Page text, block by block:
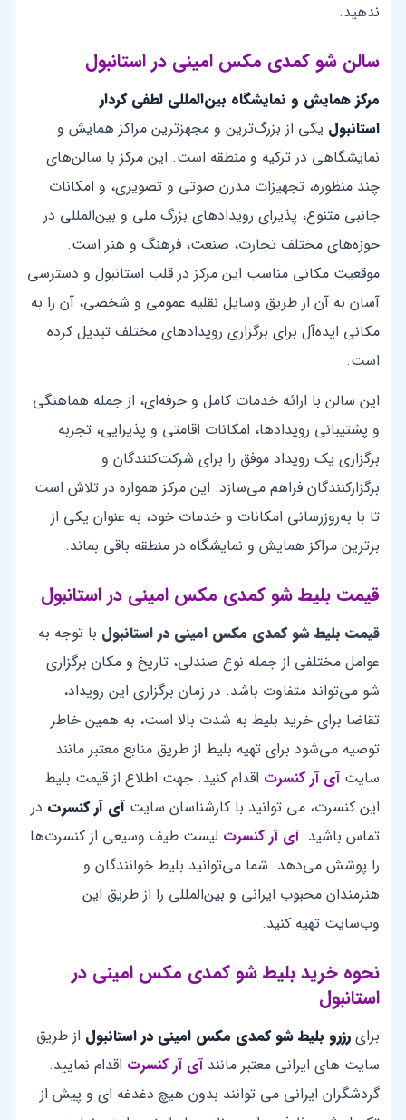
ندهید.
سالن شو کمدی مکس امینی در استانبول
مرکز همایش و نمایشگاه بین‌المللی لطفی کردار
استانبول یکی از بزرگ‌ترین و مجهزترین مراکز همایش و
نمایشگاهی در ترکیه و منطقه است. این مرکز با سالن‌های
چند منظوره، تجهیزات مدرن صوتی و تصویری، و امکانات
جانبی متنوع، پذیرای رویدادهای بزرگ ملی و بین‌المللی در
حوزه‌های مختلف تجارت، صنعت، فرهنگ و هنر است.
موقعیت مکانی مناسب این مرکز در قلب استانبول و دسترسی
آسان به آن از طریق وسایل نقلیه عمومی و شخصی، آن را به
مکانی ایده‌آل برای برگزاری رویدادهای مختلف تبدیل کرده
است.
این سالن با ارائه خدمات کامل و حرفه‌ای، از جمله هماهنگی
و پشتیبانی رویدادها، امکانات اقامتی و پذیرایی، تجربه
برگزاری یک رویداد موفق را برای شرکت‌کنندگان و
برگزارکنندگان فراهم می‌سازد. این مرکز همواره در تلاش است
تا با به‌روزرسانی امکانات و خدمات خود، به عنوان یکی از
برترین مراکز همایش و نمایشگاه در منطقه باقی بماند.
قیمت بلیط شو کمدی مکس امینی در استانبول
قیمت بلیط شو کمدی مکس امینی در استانبول با توجه به
عوامل مختلفی از جمله نوع صندلی، تاریخ و مکان برگزاری
شو می‌تواند متفاوت باشد. در زمان برگزاری این رویداد،
تقاضا برای خرید بلیط به شدت بالا است، به همین خاطر
توصیه می‌شود برای تهیه بلیط از طریق منابع معتبر مانند
سایتآی آر کنسرت اقدام کنید. جهت اطلاع از قیمت بلیط
این کنسرت، می توانید با کارشناسان سایت آی آر کنسرت در
تماس باشید.آی آر کنسرت لیست طیف وسیعی از کنسرت‌ها
را پوشش می‌دهد. شما می‌توانید بلیط خوانندگان و
هنرمندان محبوب ایرانی و بین‌المللی را از طریق این
وب‌سایت تهیه کنید.
نحوه خرید بلیط شو کمدی مکس امینی در
استانبول
برای رزرو بلیط شو کمدی مکس امینی در استانبول از طریق
سایت های ایرانی معتبر مانندآی آر کنسرت اقدام نمایید.
گردشگران ایرانی می توانند بدون هیچ دغدغه ای و پیش از